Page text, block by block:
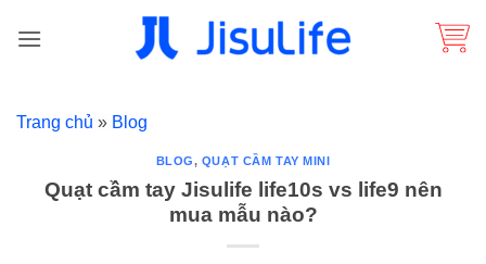
qua
Trang chủ » Blog
BLOG, QUẠT CẦM TAY MINI
Quạt cầm tay Jisulife life10s vs life9 nên
mua mẫu nào?